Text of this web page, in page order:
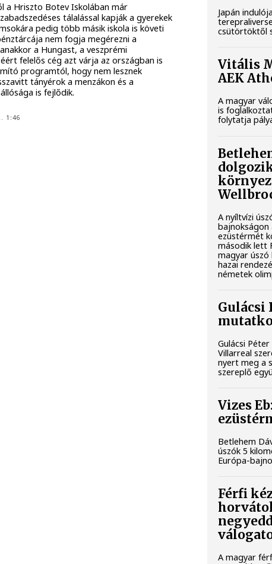
a Hriszto Botev Iskolában már
tálalással kapják a gyerekek
pedig több másik iskola is követi
nem fogja megérezni a
a Hungast, a veszprémi
felelős cég azt várja az országban is
programtól, hogy nem lesznek
tányérok a menzákon és a
is fejlődik.
1:46
Japán
csütörtöktől
Vitális
AEK
A magyar
is
folytatja
A nyíltvízi
bajnokságon
ezüstérmét
második lett
magyar úszó
hazai
németek
Gulácsi
Gulácsi
Villarreal
nyert meg a
szereplő
Vizes
Betlehem
úszók 5
Európa-
Férfi
A magyar